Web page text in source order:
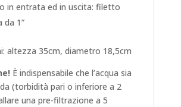
in entrata ed in uscita: filetto
da 1”
altezza 35cm, diametro 18,5cm
È indispensabile che l’acqua sia
(torbidità pari o inferiore a 2
una pre-filtrazione a 5